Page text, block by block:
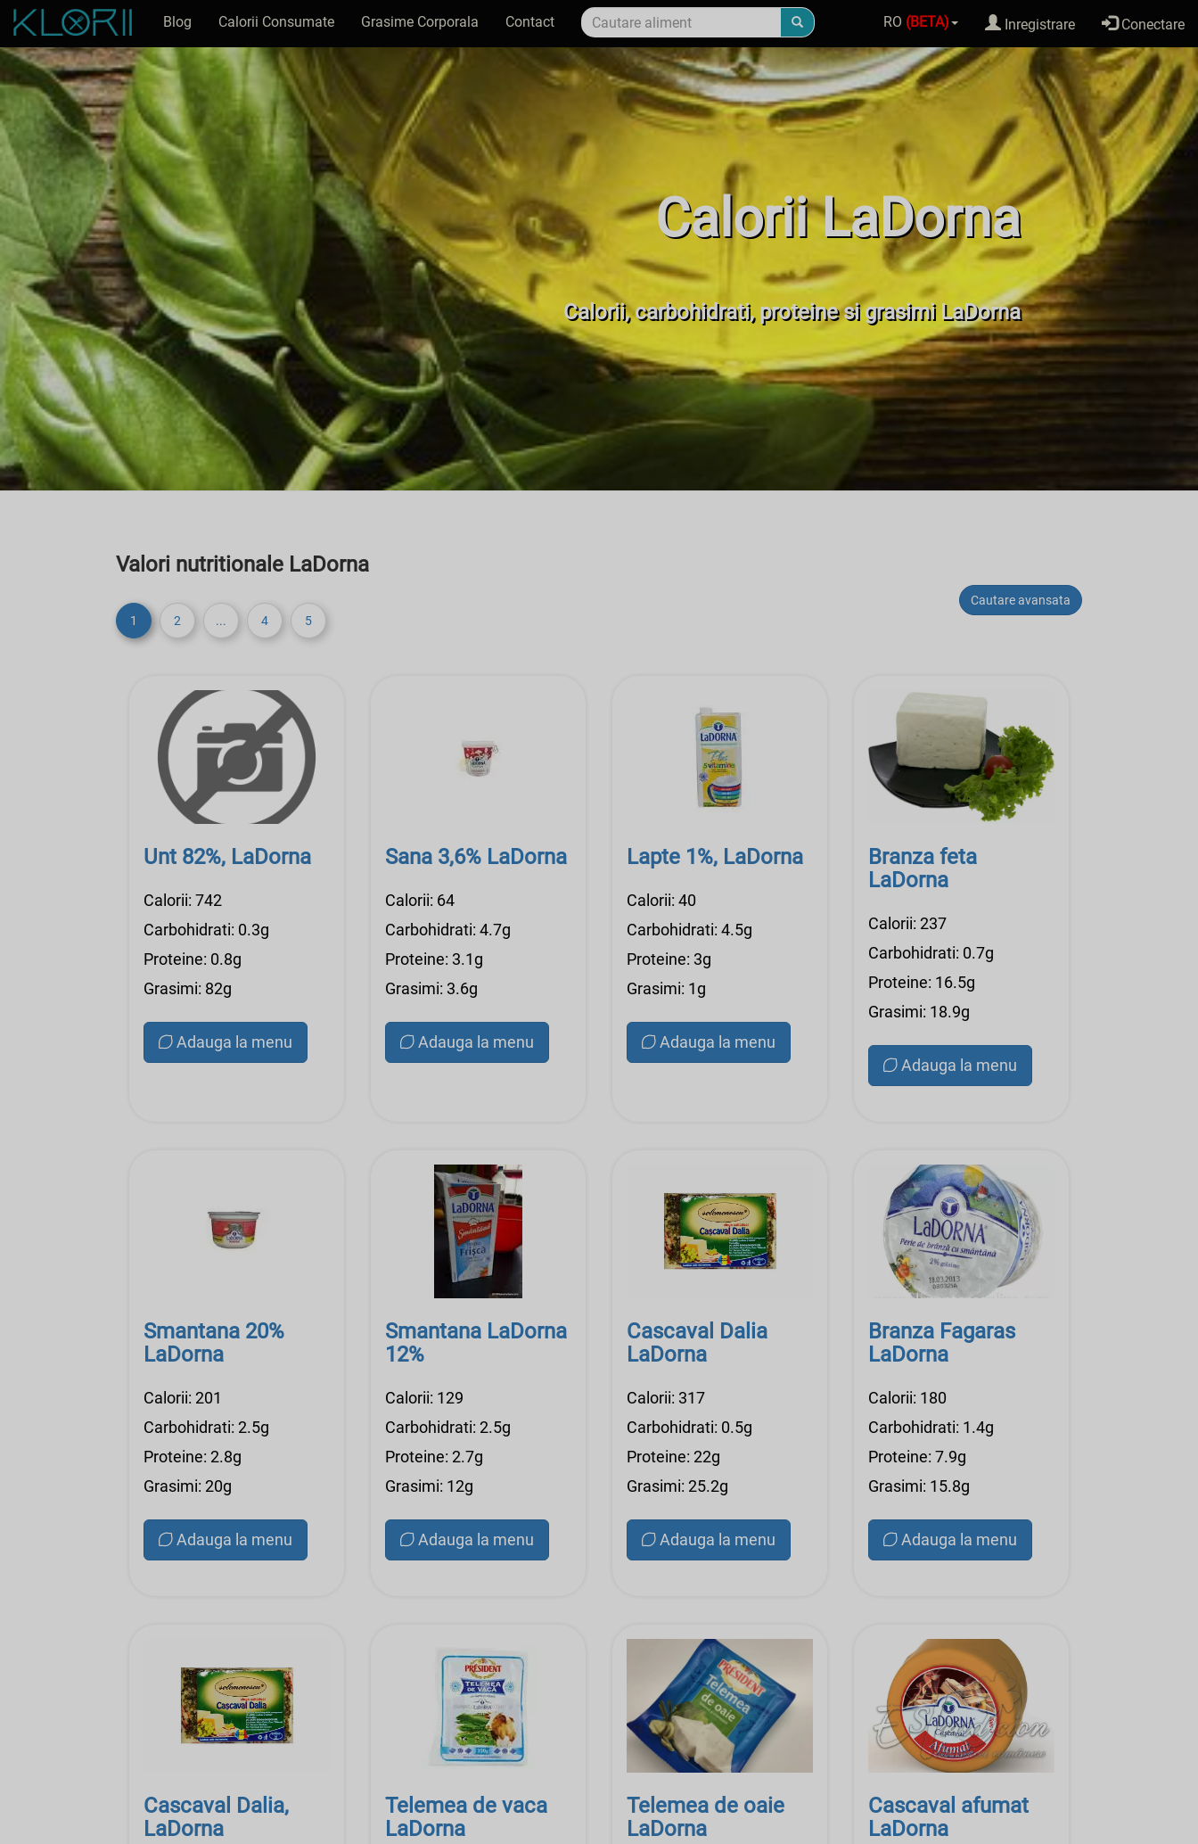
Blog Calorii Consumate Grasime Corporala Contact RO (BETA) Inregistrare Conectare
Calorii LaDorna
Calorii, carbohidrati, proteine si grasimi LaDorna
Valori nutritionale LaDorna
Cautare avansata
1
2 ... 4 5
Unt 82%, LaDorna
Calorii: 742
Carbohidrati: 0.3g
Proteine: 0.8g
Grasimi: 82g
Adauga la menu
Sana 3,6% LaDorna
Calorii: 64
Carbohidrati: 4.7g
Proteine: 3.1g
Grasimi: 3.6g
Adauga la menu
Lapte 1%, LaDorna
Calorii: 40
Carbohidrati: 4.5g
Proteine: 3g
Grasimi: 1g
Adauga la menu
Branza feta
LaDorna
Calorii: 237
Carbohidrati: 0.7g
Proteine: 16.5g
Grasimi: 18.9g
Adauga la menu
Smantana 20%
LaDorna
Calorii: 201
Carbohidrati: 2.5g
Proteine: 2.8g
Grasimi: 20g
Adauga la menu
Smantana LaDorna
12%
Calorii: 129
Carbohidrati: 2.5g
Proteine: 2.7g
Grasimi: 12g
Adauga la menu
Cascaval Dalia
LaDorna
Calorii: 317
Carbohidrati: 0.5g
Proteine: 22g
Grasimi: 25.2g
Adauga la menu
Branza Fagaras
LaDorna
Calorii: 180
Carbohidrati: 1.4g
Proteine: 7.9g
Grasimi: 15.8g
Adauga la menu
Cascaval Dalia,
LaDorna
Telemea de vaca
LaDorna
Telemea de oaie
LaDorna
Cascaval afumat
LaDorna